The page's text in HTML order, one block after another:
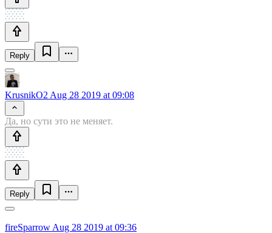
Reply
KrusnikO2 Aug 28 2019 at 09:08
Да, но сути это не меняет.
Reply
fireSparrow Aug 28 2019 at 09:36